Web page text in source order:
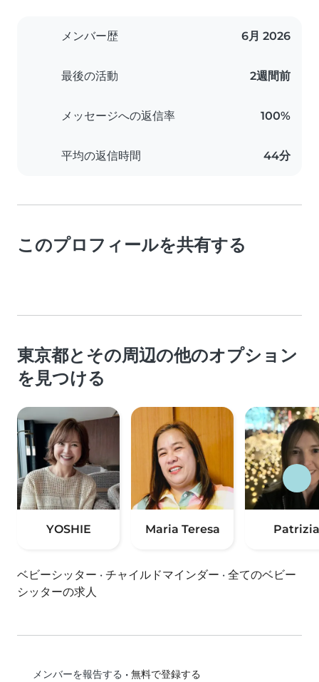
メンバー歴 6月 2026
最後の活動 2週間前
メッセージへの返信率 100%
平均の返信時間 44分
このプロフィールを共有する
東京都とその周辺の他のオプション
を見つける
YOSHIE Maria Teresa Patrizia
ベビーシッター · チャイルドマインダー · 全てのベビー
シッターの求人
メンバーを報告する • 無料で登録する